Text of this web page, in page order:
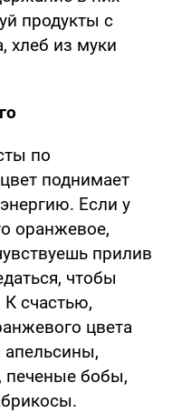
продукты с
хлеб из муки
по
поднимает
Если у
оранжевое,
прилив
чтобы
К счастью,
цвета
печеные бобы,